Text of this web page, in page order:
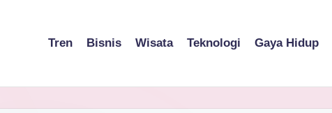
Tren Bisnis Wisata Teknologi Gaya Hidup